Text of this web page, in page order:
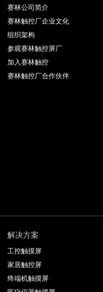
赛林公司简介
赛林触控厂企业文化
组织架构
参观赛林触控屏厂
加入赛林触控
赛林触控厂合作伙伴
解决方案
工控触摸屏
家居触控屏
终端机触摸屏